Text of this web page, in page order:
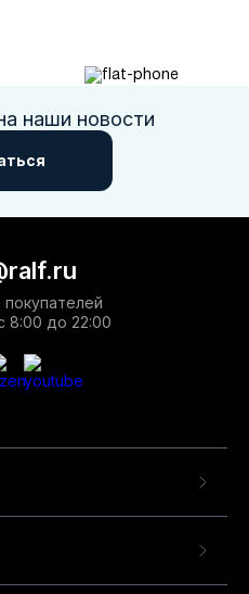
наши новости
8:00 до 22:00